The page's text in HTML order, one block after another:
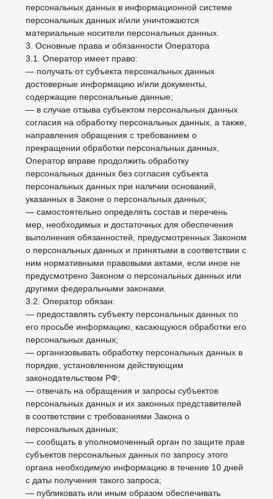
уничтожения, изменения, блокирования, копирования,
предоставления, распространения персональных
данных, а также от иных неправомерных действий в
отношении персональных данных;
предоставление, доступ) персональных данных,
прекратить обработку и уничтожить персональные
данные в порядке и случаях, предусмотренных
Законом о персональных данных;
— исполнять иные обязанности, предусмотренные
Законом о персональных данных.
персональных данных
4.1. Субъекты персональных данных имеют право:
— получать информацию, касающуюся обработки его
персональных данных, за исключением случаев,
предусмотренных федеральными законами.
Сведения предоставляются субъекту персональных
должны содержаться персональные данные,
относящиеся к другим субъектам персональных
данных, за исключением случаев, когда имеются
законные основания для раскрытия таких
персональных данных. Перечень информации и
порядок ее получения установлен Законом о
— требовать от оператора уточнения его
персональных данных, их блокирования или
являются неполными, устаревшими, неточными,
незаконно полученными или не являются
необходимыми для заявленной цели обработки, а
защите своих прав;
— выдвигать условие предварительного согласия при
обработке персональных данных в целях
продвижения на рынке товаров, работ и услуг;
— на отзыв согласия на обработку персональных
данных, а также, на направление требования о
— обжаловать в уполномоченный орган по защите
прав субъектов персональных данных или в судебном
порядке неправомерные действия или бездействие
Оператора при обработке его персональных данных;
— на осуществление иных прав, предусмотренных
законодательством РФ.
— предоставлять Оператору достоверные данные о
себе;
— сообщать Оператору об уточнении (обновлении,
изменении) своих персональных данных.
4.3. Лица, передавшие Оператору недостоверные
сведения о себе, либо сведения о другом субъекте
ответственность в соответствии с законодательством